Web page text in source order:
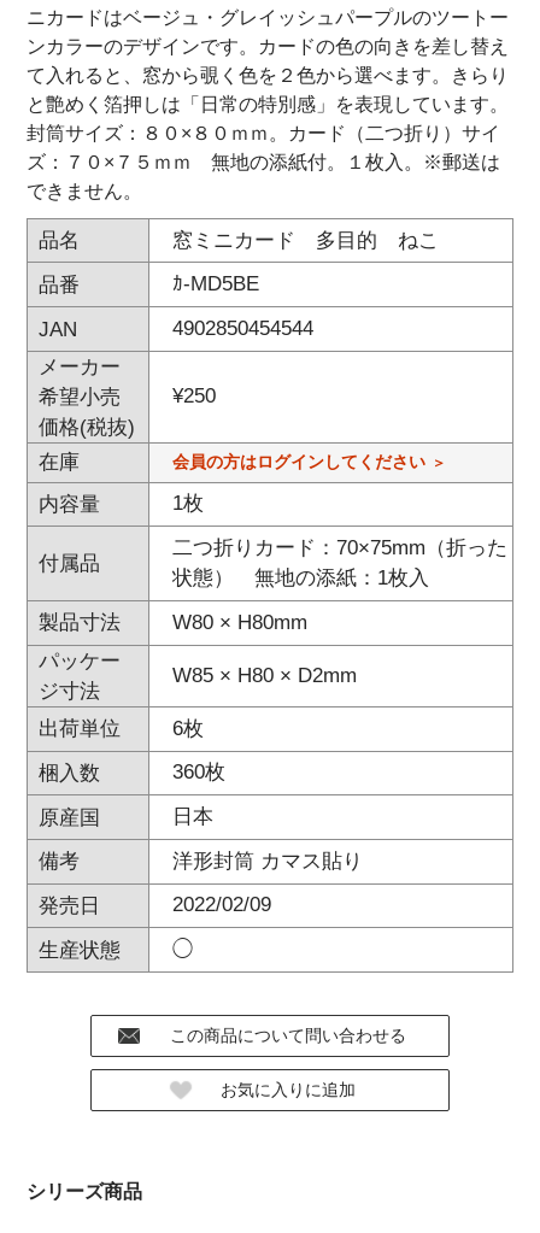
ニカードはベージュ・グレイッシュパープルのツートー
ンカラーのデザインです。カードの色の向きを差し替え
て入れると、窓から覗く色を２色から選べます。きらり
と艶めく箔押しは「日常の特別感」を表現しています。
封筒サイズ：８０×８０ｍｍ。カード（二つ折り）サイ
ズ：７０×７５ｍｍ 無地の添紙付。１枚入。※郵送は
できません。
品名
窓ミニカード 多目的 ねこ
品番
ｶ-MD5BE
JAN
4902850454544
メーカー
希望小売
価格(税抜)
¥250
在庫 会員の方はログインしてください
内容量 1枚
付属品
二つ折りカード：70×75mm（折った
状態） 無地の添紙：1枚入
製品寸法
W80 × H80mm
パッケー
ジ寸法
W85 × H80 × D2mm
出荷単位
6枚
梱入数
360枚
原産国
日本
備考
洋形封筒 カマス貼り
発売日
2022/02/09
生産状態
◯
シリーズ商品